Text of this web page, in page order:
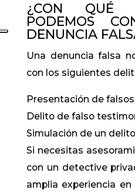
¿CON QUÉ
PODEMOS
DENUNCIA
Una denuncia falsa
con los siguientes
Presentación de
Delito de falso
Simulación de un
Si necesitas
con un detective
amplia experiencia